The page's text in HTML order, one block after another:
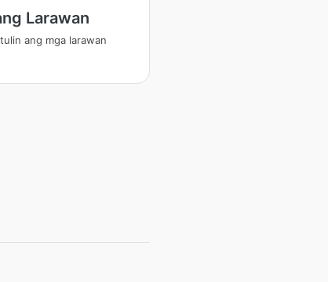
Larawan
ang mga larawan